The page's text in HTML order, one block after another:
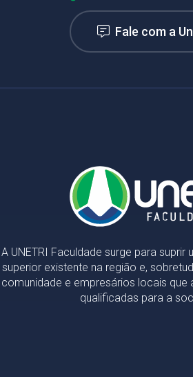
Fale com a
A UNETRI Faculdade surge para suprir
superior existente na região e,
comunidade e empresários locais
qualificadas para a